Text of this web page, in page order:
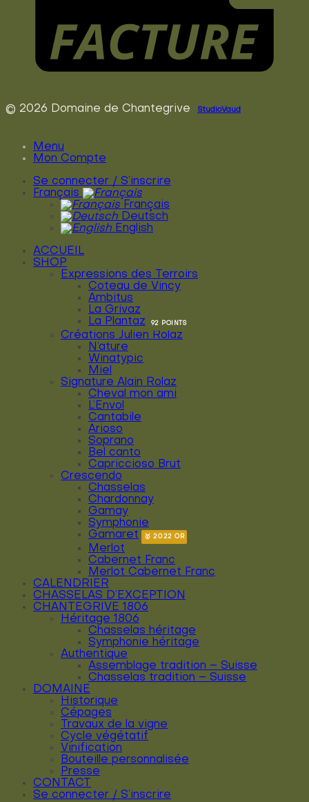
© 2026 Domaine de Chantegrive StudioVaud
Menu
Mon Compte
Se connecter / S’inscrire
Français
Français
Deutsch
English
ACCUEIL
SHOP
Expressions des Terroirs
Coteau de Vincy
Ambitus
La Grivaz
La Plantaz
Créations Julien Rolaz
N’ature
Winatypic
Miel
Signature Alain Rolaz
Cheval mon ami
L’Envol
Cantabile
Arioso
Soprano
Bel canto
Capriccioso Brut
Crescendo
Chasselas
Chardonnay
Gamay
Symphonie
Gamaret
Merlot
Cabernet Franc
Merlot Cabernet Franc
CALENDRIER
CHASSELAS D’EXCEPTION
CHANTEGRIVE 1806
Héritage 1806
Chasselas héritage
Symphonie héritage
Authentique
Assemblage tradition – Suisse
Chasselas tradition – Suisse
DOMAINE
Historique
Cépages
Travaux de la vigne
Cycle végétatif
Vinification
Bouteille personnalisée
Presse
CONTACT
Se connecter / S’inscrire